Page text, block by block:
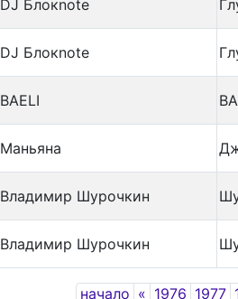
DJ Блокnote
DJ Блокnote
BAELI
Маньяна
Владимир Шурочкин
Владимир Шурочкин
начало «Previous
1976 1977